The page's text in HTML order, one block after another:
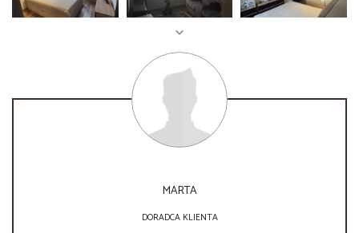
MARTA
DORADCA KLIENTA